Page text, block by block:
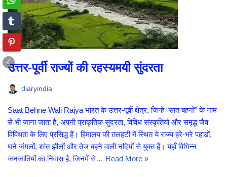
उत्तर-पूर्वी राज्यों की रहस्यमयी सुंदरता
diaryindia
Saat Behne Wali Rajya भारत के उत्तर-पूर्वी क्षेत्र, जिन्हें “सात बहनों” के नाम
से भी जाना जाता है, अपनी प्राकृतिक सुंदरता, विविध संस्कृतियों और समृद्ध जैव
विविधता के लिए प्रसिद्ध हैं। हिमालय की तलहटी में स्थित ये राज्य हरे-भरे पहाड़ों,
घने जंगलों, शांत झीलों और तेज बहने वाली नदियों से युक्त हैं। यहाँ विभिन्न
जनजातियों का निवास है, जिनमें से… Read More »